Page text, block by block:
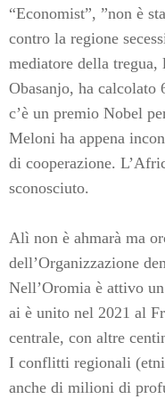
“Economist”, ”non è
contro la regione
mediatore della tregua,
Obasanjo, ha
c’è un premio Nobel
Meloni ha appena
di cooperazione.
sconosciuto.
Alì non è ahmarà ma
dell’Organizzazione
Nell’Oromia è attivo
ai è unito nel 2021 al
centrale, con altre
I conflitti regionali
anche di milioni di